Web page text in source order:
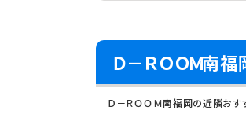
Ｄ－ＲＯＯＭ南
Ｄ－ＲＯＯＭ南福岡の近隣お